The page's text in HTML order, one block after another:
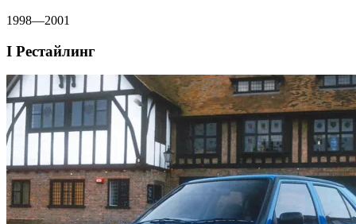
1998—2001
I Рестайлинг